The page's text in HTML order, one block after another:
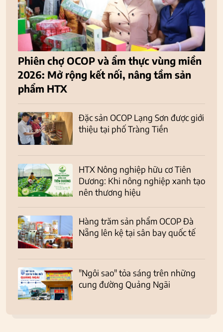
Phiên chợ OCOP và ẩm thực vùng miền
2026: Mở rộng kết nối, nâng tầm sản
phẩm HTX
Đặc sản OCOP Lạng Sơn được giới
thiệu tại phố Tràng Tiền
HTX Nông nghiệp hữu cơ Tiên
Dương: Khi nông nghiệp xanh tạo
nên thương hiệu
Hàng trăm sản phẩm OCOP Đà
Nẵng lên kệ tại sân bay quốc tế
"Ngôi sao" tỏa sáng trên những
cung đường Quảng Ngãi